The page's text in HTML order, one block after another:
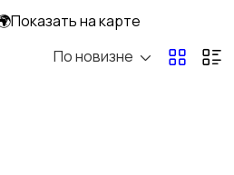
Добыча сырья,
на карте
По новизне